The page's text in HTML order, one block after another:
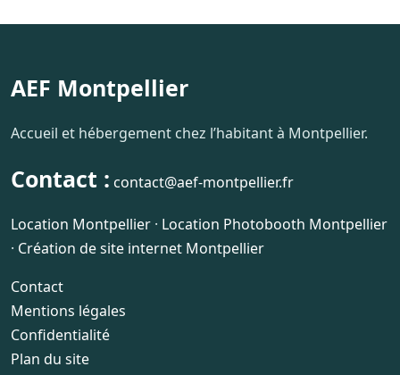
AEF Montpellier
Accueil et hébergement chez l’habitant à Montpellier.
Contact : contact@aef-montpellier.fr
Location Montpellier · Location Photobooth Montpellier
· Création de site internet Montpellier
Contact
Mentions légales
Confidentialité
Plan du site